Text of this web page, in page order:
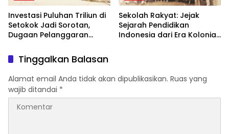
Investasi Puluhan Triliun di
Setokok Jadi Sorotan,
Dugaan Pelanggaran
Pekerja Mencuat
Sekolah Rakyat: Jejak
Sejarah Pendidikan
Indonesia dari Era Kolonial
Tinggalkan Balasan
Alamat email Anda tidak akan dipublikasikan. Ruas yang
wajib ditandai *